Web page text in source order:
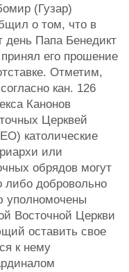
(Гузар)
о том, что в
день Папа Бенедикт
его прошение
Отметим,
кан. 126
Канонов
Церквей
католические
или
обрядов могут
либо добровольно
уполномочены
Восточной Церкви
оставить свое
к нему